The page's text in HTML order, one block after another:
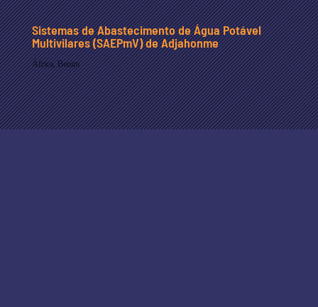
Sistemas de Abastecimento de Água Potável
Multivilares (SAEPmV) de Adjahonme
África,Benim